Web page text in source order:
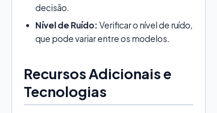
decisão.
Nível de Ruído: Verificar o nível de ruído,
que pode variar entre os modelos.
Recursos Adicionais e
Tecnologias